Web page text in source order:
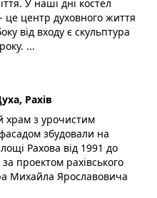
У наші дні костел
це центр духовного життя
від входу є скульптура
...
Рахів
храм з урочистим
збудовали на
Рахова від 1991 до
за проектом рахівського
Михайла Ярославовича